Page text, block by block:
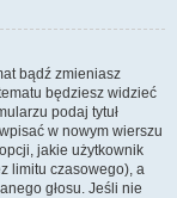
bądź zmieniasz
będziesz widzieć
podaj tytuł
w nowym wierszu
jakie użytkownik
limitu czasowego), a
głosu. Jeśli nie